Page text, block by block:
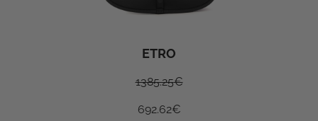
ETRO
1385.25€
692.62€